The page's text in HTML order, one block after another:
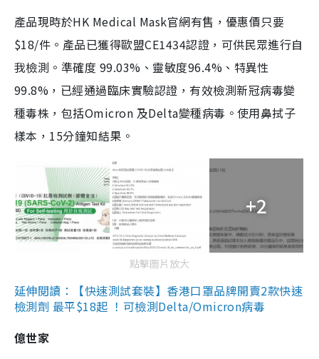
產品現時於HK Medical Mask官網有售，優惠價只要
$18/件。產品已獲得歐盟CE1434認證，可供民眾進行自
我檢測。準確度 99.03%、靈敏度96.4%、特異性
99.8%，已經通過臨床實驗認證，有效檢測新冠病毒變
種毒株，包括Omicron 及Delta變種病毒。使用鼻拭子
樣本，15分鐘知結果。
+2
點擊圖片放大
延伸閱讀：【快速測試套裝】香港口罩品牌開賣2款快速
檢測劑 最平$18起 ！可檢測Delta/Omicron病毒
億世家